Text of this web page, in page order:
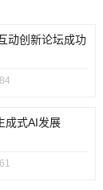
动创新论坛成功
成式AI发展